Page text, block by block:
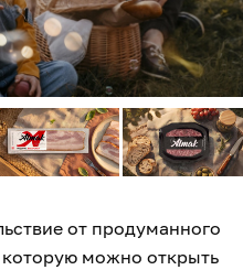
от продуманного
можно открыть